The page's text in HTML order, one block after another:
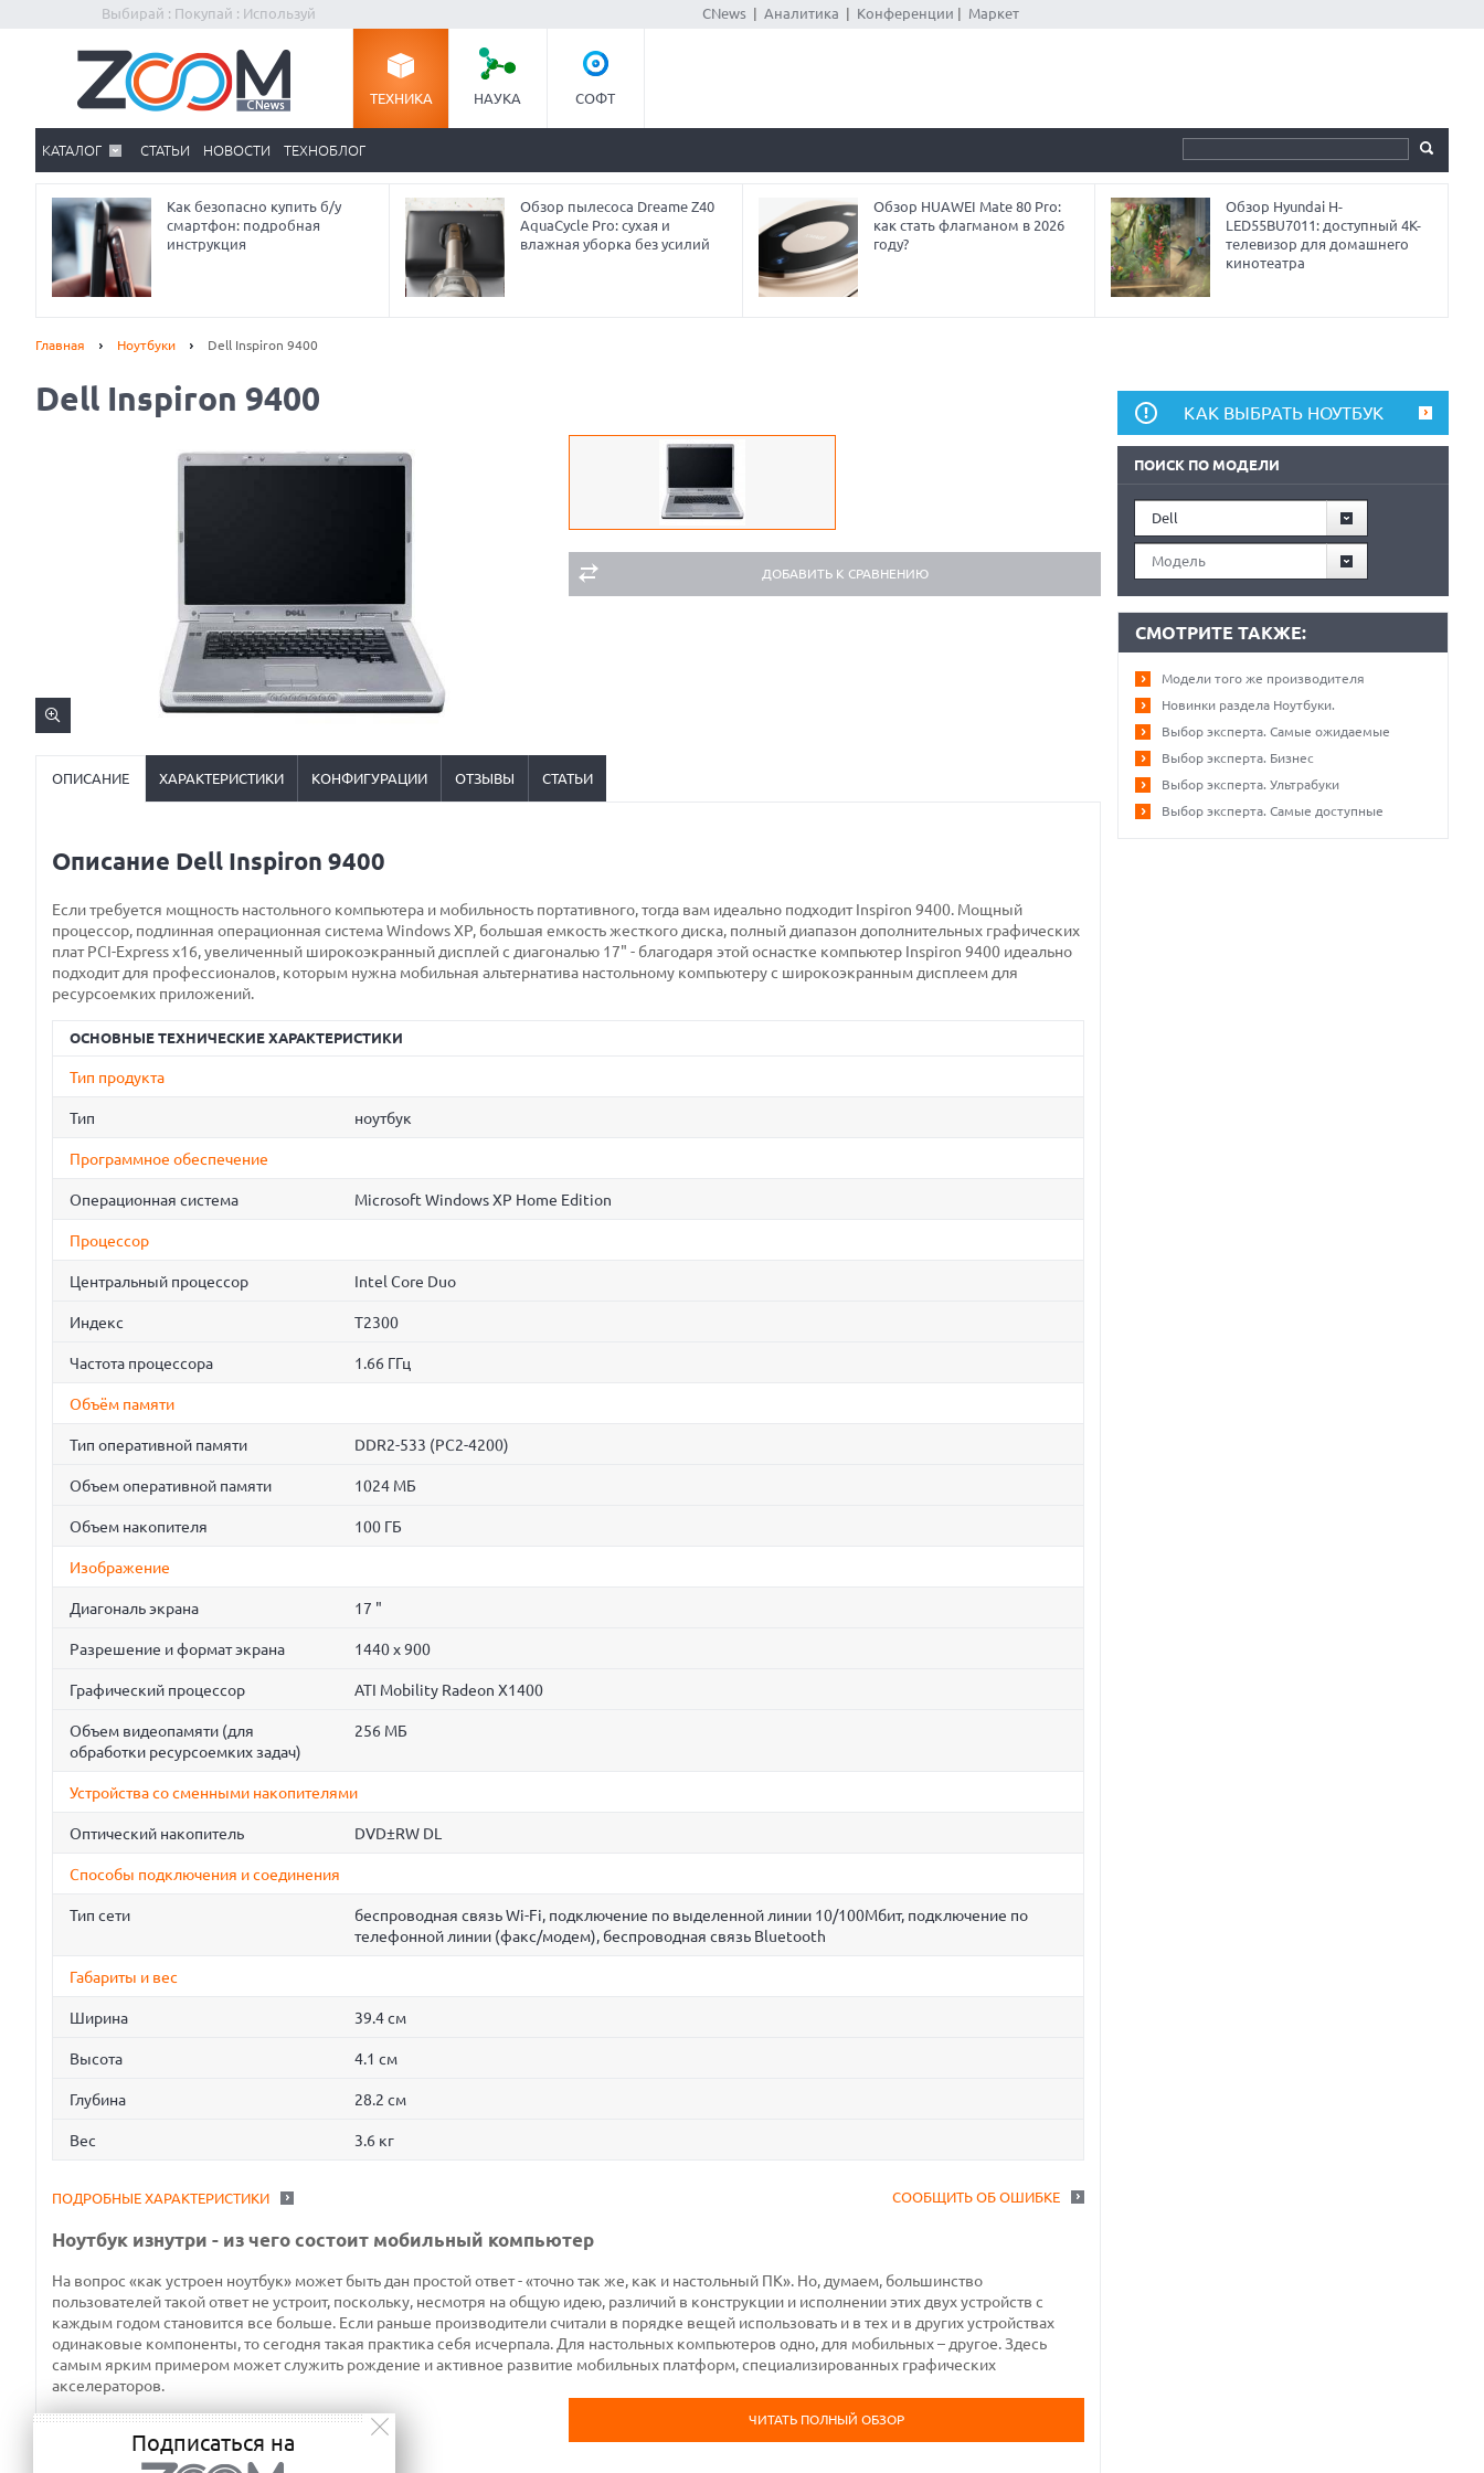
Выбирай : Покупай : Используй CNews| Аналитика Конференции Маркет
ТЕХНИКА НАУКА СОФТ
КАТАЛОГ СТАТЬИ НОВОСТИ ТЕХНОБЛОГ
Как безопасно купить б/у
смартфон: подробная
инструкция
Обзор пылесоса Dreame Z40
AquaCycle Pro: сухая и
влажная уборка без усилий
Обзор HUAWEI Mate 80 Pro:
как стать флагманом в 2026
году?
Обзор Hyundai H-
LED55BU7011: доступный 4K-
телевизор для домашнего
кинотеатра
Главная Ноутбуки Dell Inspiron 9400
Dell Inspiron 9400
ДОБАВИТЬ К СРАВНЕНИЮ
ОПИСАНИЕ ХАРАКТЕРИСТИКИ КОНФИГУРАЦИИ ОТЗЫВЫ СТАТЬИ
Описание Dell Inspiron 9400
Если требуется мощность настольного компьютера и мобильность портативного, тогда вам идеально подходит Inspiron 9400. Мощный
процессор, подлинная операционная система Windows XP, большая емкость жесткого диска, полный диапазон дополнительных графических
плат PCI-Express x16, увеличенный широкоэкранный дисплей с диагональю 17" - благодаря этой оснастке компьютер Inspiron 9400 идеально
подходит для профессионалов, которым нужна мобильная альтернатива настольному компьютеру с широкоэкранным дисплеем для
ресурсоемких приложений.
ОСНОВНЫЕ ТЕХНИЧЕСКИЕ ХАРАКТЕРИСТИКИ
Тип продукта
Тип ноутбук
Программное обеспечение
Операционная система Microsoft Windows XP Home Edition
Процессор
Центральный процессор Intel Core Duo
Индекс T2300
Частота процессора 1.66 ГГц
Объём памяти
Тип оперативной памяти DDR2-533 (PC2-4200)
Объем оперативной памяти 1024 МБ
Объем накопителя 100 ГБ
Изображение
Диагональ экрана 17 "
Разрешение и формат экрана 1440 x 900
Графический процессор ATI Mobility Radeon X1400
Объем видеопамяти (для
обработки ресурсоемких задач)
256 МБ
Устройства со сменными накопителями
Оптический накопитель DVD±RW DL
Способы подключения и соединения
Тип сети
беспроводная связь Wi-Fi, подключение по выделенной линии 10/100Мбит, подключение по
телефонной линии (факс/модем), беспроводная связь Bluetooth
Габариты и вес
Ширина 39.4 см
Высота 4.1 см
Глубина 28.2 см
Вес 3.6 кг
СООБЩИТЬ ОБ ОШИБКЕ
ПОДРОБНЫЕ ХАРАКТЕРИСТИКИ
Ноутбук изнутри - из чего состоит мобильный компьютер
На вопрос «как устроен ноутбук» может быть дан простой ответ - «точно так же, как и настольный ПК». Но, думаем, большинство
пользователей такой ответ не устроит, поскольку, несмотря на общую идею, различий в конструкции и исполнении этих двух устройств с
каждым годом становится все больше. Если раньше производители считали в порядке вещей использовать и в тех и в других устройствах
одинаковые компоненты, то сегодня такая практика себя исчерпала. Для настольных компьютеров одно, для мобильных – другое. Здесь
самым ярким примером может служить рождение и активное развитие мобильных платформ, специализированных графических
акселераторов.
ЧИТАТЬ ПОЛНЫЙ ОБЗОР
КАК ВЫБРАТЬ НОУТБУК
ПОИСК ПО МОДЕЛИ
Dell
Модель
СМОТРИТЕ ТАКЖЕ:
Модели того же производителя
Новинки раздела Ноутбуки.
Выбор эксперта. Самые ожидаемые
Выбор эксперта. Бизнес
Выбор эксперта. Ультрабуки
Выбор эксперта. Самые доступные
Подписаться на